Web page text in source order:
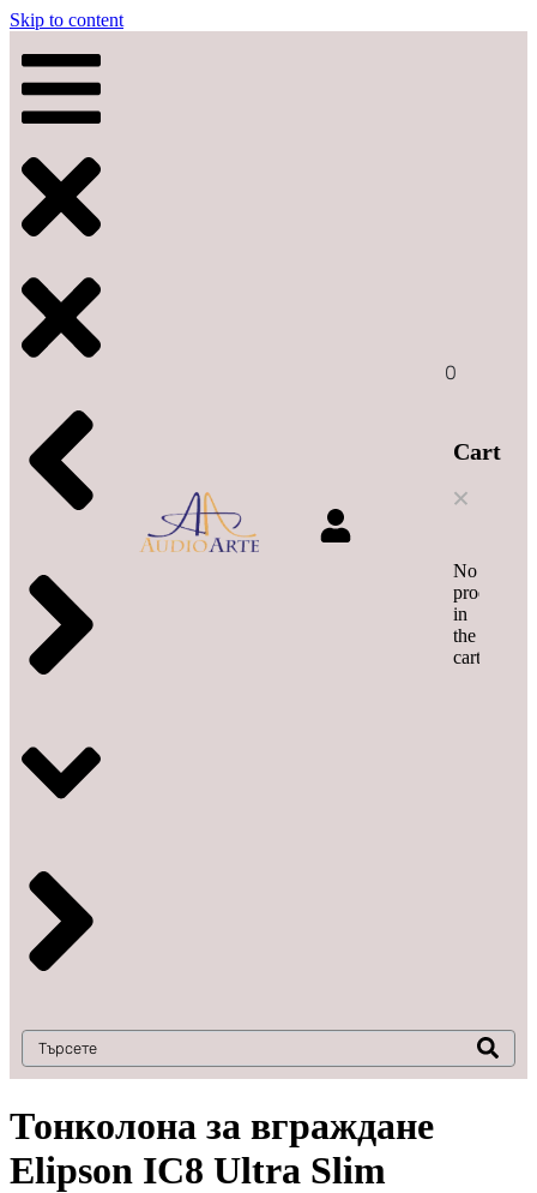
Skip to content
0
Cart
No
products
in
the
cart.
Тонколона за вграждане
Elipson IC8 Ultra Slim